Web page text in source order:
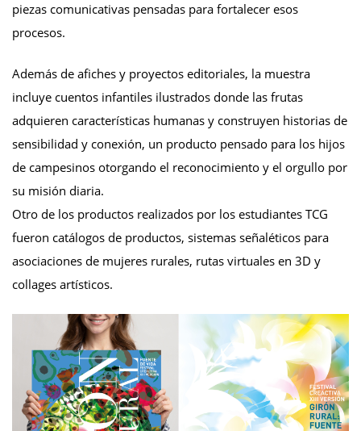
piezas comunicativas pensadas para fortalecer esos
procesos.
Además de afiches y proyectos editoriales, la muestra
incluye cuentos infantiles ilustrados donde las frutas
adquieren características humanas y construyen historias de
sensibilidad y conexión, un producto pensado para los hijos
de campesinos otorgando el reconocimiento y el orgullo por
su misión diaria.
Otro de los productos realizados por los estudiantes TCG
fueron catálogos de productos, sistemas señaléticos para
asociaciones de mujeres rurales, rutas virtuales en 3D y
collages artísticos.